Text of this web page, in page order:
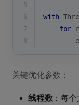
5
6
with
7
for
8
关键优化参数：
线程数 ：每